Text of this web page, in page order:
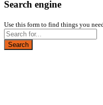
Search engine
Use this form to find things you
Search